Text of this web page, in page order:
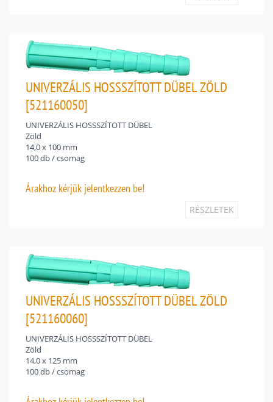
UNIVERZÁLIS HOSSSZÍTOTT DÜBEL ZÖLD
[521160050]
UNIVERZÁLIS HOSSSZÍTOTT DÜBEL
Zöld
14,0 x 100 mm
100 db / csomag
Árakhoz kérjük jelentkezzen be!
RÉSZLETEK
UNIVERZÁLIS HOSSSZÍTOTT DÜBEL ZÖLD
[521160060]
UNIVERZÁLIS HOSSSZÍTOTT DÜBEL
Zöld
14,0 x 125 mm
100 db / csomag